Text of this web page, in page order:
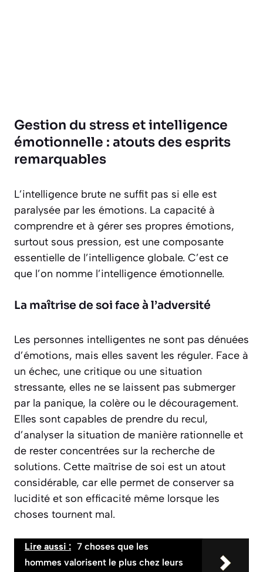
Gestion du stress et intelligence
émotionnelle : atouts des esprits
remarquables
L’intelligence brute ne suffit pas si elle est
paralysée par les émotions. La capacité à
comprendre et à gérer ses propres émotions,
surtout sous pression, est une composante
essentielle de l’intelligence globale. C’est ce
que l’on nomme l’intelligence émotionnelle.
La maîtrise de soi face à l’adversité
Les personnes intelligentes ne sont pas dénuées
d’émotions, mais elles savent les réguler. Face à
un échec, une critique ou une situation
stressante, elles ne se laissent pas submerger
par la panique, la colère ou le découragement.
Elles sont capables de prendre du recul,
d’analyser la situation de manière rationnelle et
de rester concentrées sur la recherche de
solutions. Cette maîtrise de soi est un atout
considérable, car elle permet de conserver sa
lucidité et son efficacité même lorsque les
choses tournent mal.
Lire aussi : 7 choses que les
hommes valorisent le plus chez leurs